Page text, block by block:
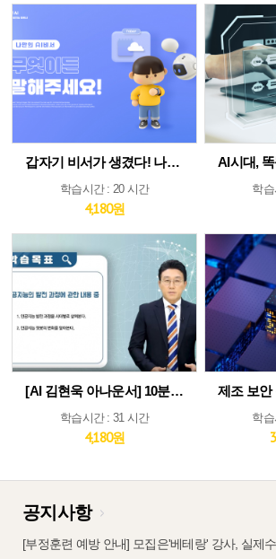
갑자기 비서가 생겼다! 나만의 AI인턴 활용법
학습시간 : 20 시간
4,180원
학
[AI 김현욱 아나운서] 10분이면 따라하는 직장인 ChatGPT 바이블
학습시간 : 31 시간
4,180원
학
공지사항
[부정훈련 예방 안내] 모집은'베테랑' 강사, 실제